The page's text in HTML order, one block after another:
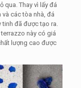
qua. Thay vì lấy đá
các tòa nhà, đá
đã được tạo ra.
này có giá
lượng cao được